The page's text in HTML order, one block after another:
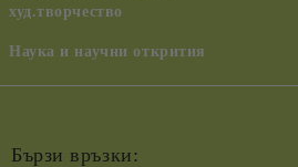
худ.творчество
Наука и научни открития
Бързи връзки: